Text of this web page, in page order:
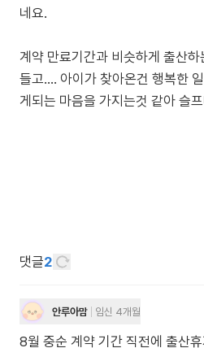
네요.
계약 만료기간과 비슷하게 출산
들고.... 아이가 찾아온건 행복한
댓글2
안루아맘 임신 4개월
8월 중순 계약 기간 직전에 출산